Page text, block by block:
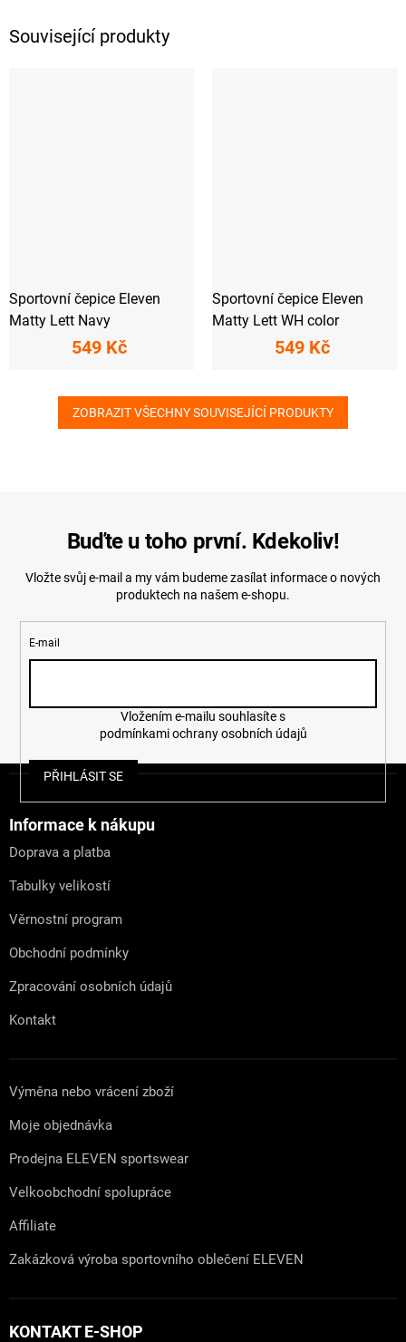
Související produkty
Sportovní čepice Eleven
Matty Lett Navy
549 Kč
Sportovní čepice Eleven
Matty Lett WH color
549 Kč
ZOBRAZIT VŠECHNY SOUVISEJÍCÍ PRODUKTY
Buďte u toho první. Kdekoliv!
Vložte svůj e-mail a my vám budeme zasílat informace o nových
produktech na našem e-shopu.
E-mail
podmínkami ochrany osobních údajů
PŘIHLÁSIT SE
Informace k nákupu
Doprava a platba
Tabulky velikostí
Věrnostní program
Obchodní podmínky
Zpracování osobních údajů
Kontakt
Výměna nebo vrácení zboží
Moje objednávka
Prodejna ELEVEN sportswear
Velkoobchodní spolupráce
Affiliate
Zakázková výroba sportovního oblečení ELEVEN
KONTAKT E-SHOP